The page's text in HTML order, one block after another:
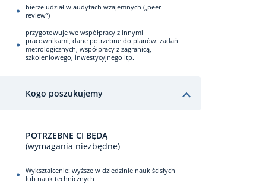
bierze udział w audytach wzajemnych („peer
review”)
przygotowuje we współpracy z innymi
pracownikami, dane potrzebne do planów: zadań
metrologicznych, współpracy z zagranicą,
szkoleniowego, inwestycyjnego itp.
Kogo poszukujemy
POTRZEBNE CI BĘDĄ
(wymagania niezbędne)
Wykształcenie: wyższe w dziedzinie nauk ścisłych
lub nauk technicznych